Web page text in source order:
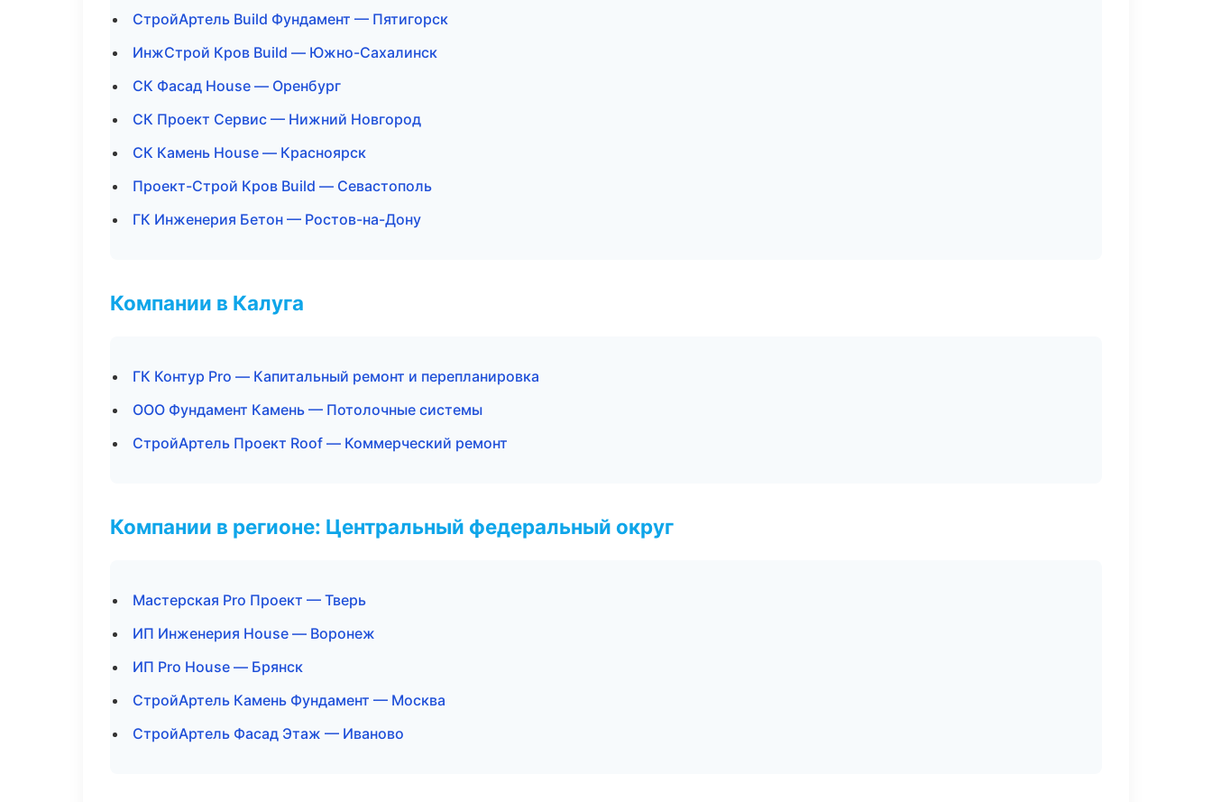
СтройАртель Build Фундамент — Пятигорск
ИнжСтрой Кров Build — Южно-Сахалинск
СК Фасад House — Оренбург
СК Проект Сервис — Нижний Новгород
СК Камень House — Красноярск
Проект-Строй Кров Build — Севастополь
ГК Инженерия Бетон — Ростов-на-Дону
Компании в Калуга
ГК Контур Pro — Капитальный ремонт и перепланировка
ООО Фундамент Камень — Потолочные системы
СтройАртель Проект Roof — Коммерческий ремонт
Компании в регионе: Центральный федеральный округ
Мастерская Pro Проект — Тверь
ИП Инженерия House — Воронеж
ИП Pro House — Брянск
СтройАртель Камень Фундамент — Москва
СтройАртель Фасад Этаж — Иваново